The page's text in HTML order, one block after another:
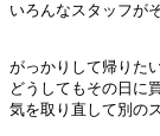
いろんなスタッフが
がっかりして帰りた
どうしてもその日に
気を取り直して別の